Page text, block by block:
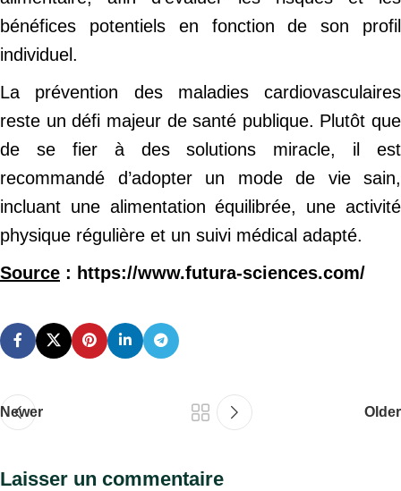
bénéfices potentiels en fonction de son profil
individuel.
La prévention des maladies cardiovasculaires
reste un défi majeur de santé publique. Plutôt que
de se fier à des solutions miracle, il est
recommandé d’adopter un mode de vie sain,
incluant une alimentation équilibrée, une activité
physique régulière et un suivi médical adapté.
Source : https://www.futura-sciences.com/
Newer Older
Laisser un commentaire